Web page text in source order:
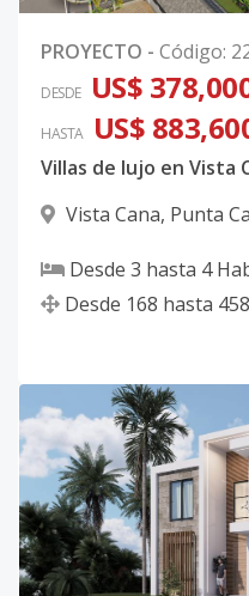
PROYECTO - Código:
DESDE US$
HASTA US$
Villas de lujo en Vista
Vista Cana, Punta
Desde 3 hasta 4
Desde 168 hasta 458